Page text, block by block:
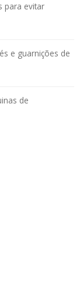
para evitar
e guarnições de
de